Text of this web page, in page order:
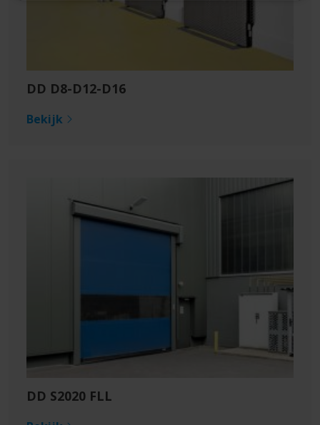
DD D8-D12-D16
Bekijk
DD S2020 FLL